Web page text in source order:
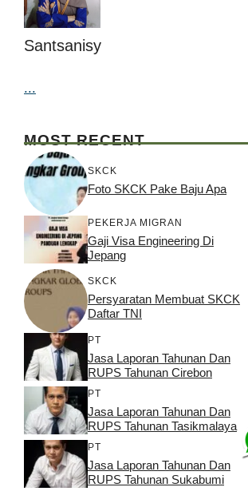
Santsanisy
...
MOST RECENT
SKCK
Foto SKCK Pake Baju Apa
PEKERJA MIGRAN
Gaji Visa Engineering Di
Jepang
SKCK
Persyaratan Membuat SKCK
Daftar TNI
PT
Jasa Laporan Tahunan Dan
RUPS Tahunan Cirebon
PT
Jasa Laporan Tahunan Dan
RUPS Tahunan Tasikmalaya
PT
Jasa Laporan Tahunan Dan
RUPS Tahunan Sukabumi